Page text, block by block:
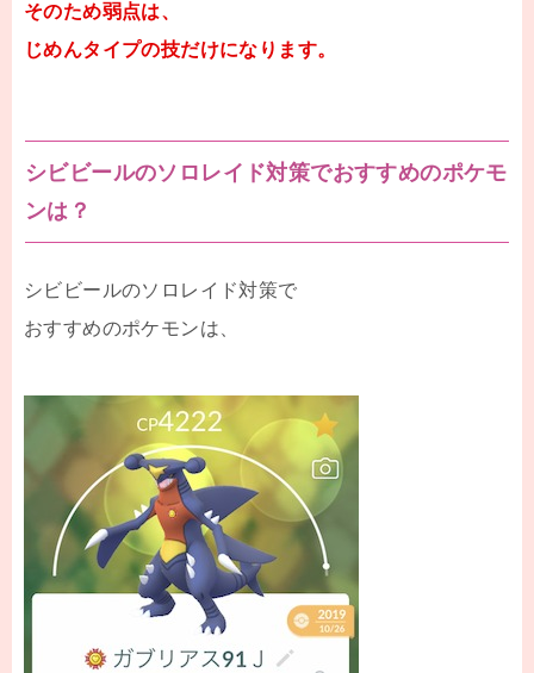
そのため弱点は、
じめんタイプの技だけになります。
シビビールのソロレイド対策でおすすめのポケモ
ンは？
シビビールのソロレイド対策で
おすすめのポケモンは、